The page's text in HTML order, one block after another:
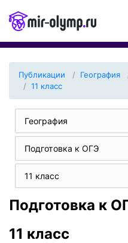
Публикации География
11 класс
География
Подготовка к ОГЭ
11 класс
Подготовка к
11 класс